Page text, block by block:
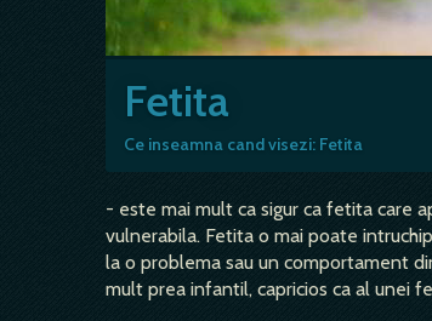
Fetita
Ce inseamna cand visezi: Fetita
- este mai mult ca sigur ca fetita care
vulnerabila. Fetita o mai poate
la o problema sau un comportament
mult prea infantil, capricios ca al unei